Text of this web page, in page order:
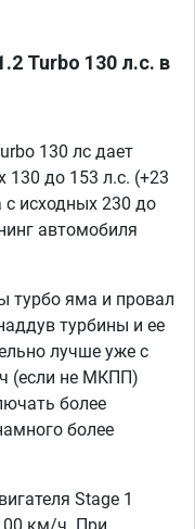
Turbo 130 л.с. в
130 лс дает
130 до 153 л.с. (+23
с исходных 230 до
автомобиля
турбо яма и провал
турбины и ее
лучше уже с
(если не МКПП)
более
более
Stage 1